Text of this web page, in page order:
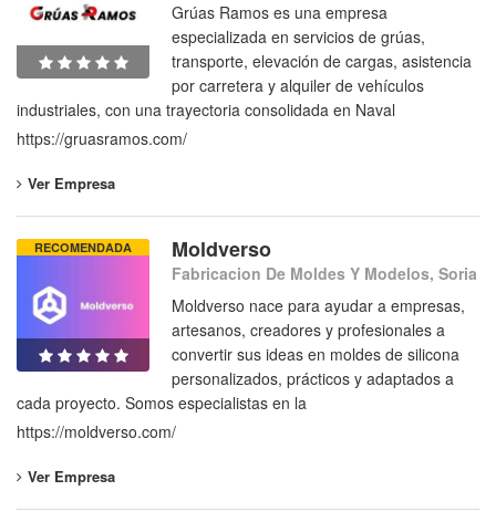
Grúas Ramos es una empresa
especializada en servicios de grúas,
transporte, elevación de cargas, asistencia
por carretera y alquiler de vehículos
industriales, con una trayectoria consolidada en Naval
https://gruasramos.com/
Ver Empresa
RECOMENDADA Moldverso
Fabricacion De Moldes Y Modelos, Soria
Moldverso nace para ayudar a empresas,
artesanos, creadores y profesionales a
convertir sus ideas en moldes de silicona
personalizados, prácticos y adaptados a
cada proyecto. Somos especialistas en la
https://moldverso.com/
Ver Empresa